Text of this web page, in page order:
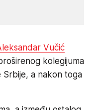
Vučić
kolegijuma
Srbije, a nakon toga